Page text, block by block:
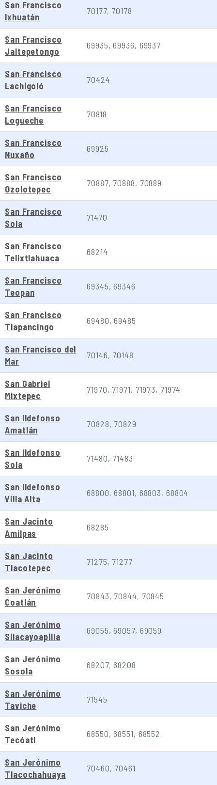
San Francisco
Ixhuatán
70177, 70178
San Francisco
Jaltepetongo
69935, 69936, 69937
San Francisco
Lachigoló
70424
San Francisco
Logueche
70818
San Francisco
Nuxaño
69925
San Francisco
Ozolotepec
70887, 70888, 70889
San Francisco
Sola
71470
San Francisco
Telixtlahuaca
68214
San Francisco
Teopan
69345, 69346
San Francisco
Tlapancingo
69480, 69485
San Francisco del
Mar
70146, 70148
San Gabriel
Mixtepec
71970, 71971, 71973, 71974
San Ildefonso
Amatlán
70828, 70829
San Ildefonso
Sola
71480, 71483
San Ildefonso
Villa Alta
68800, 68801, 68803, 68804
San Jacinto
Amilpas
68285
San Jacinto
Tlacotepec
71275, 71277
San Jerónimo
Coatlán
70843, 70844, 70845
San Jerónimo
Silacayoapilla
69055, 69057, 69059
San Jerónimo
Sosola
68207, 68208
San Jerónimo
Taviche
71545
San Jerónimo
Tecóatl
68550, 68551, 68552
San Jerónimo
Tlacochahuaya
70460, 70461